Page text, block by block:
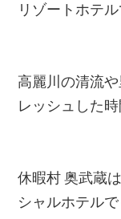
リゾートホテル
高麗川の清流
レッシュした時
休暇村 奥武蔵
シャルホテルで